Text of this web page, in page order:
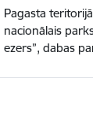
Pagasta
nacionālais
ezers”, dabas